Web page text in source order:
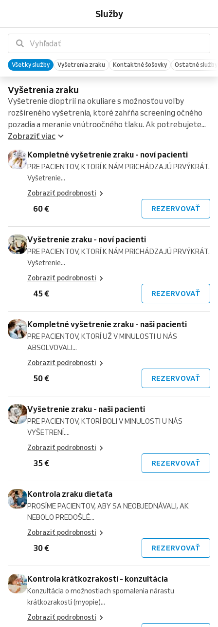
Služby
Všetky služby Vyšetrenia zraku Kontaktné šošovky Ostatné služby
Vyšetrenia zraku
Vyšetrenie dioptrií na okuliare s možnosťou voľby
rozšíreného vyšetrenia, ktoré zahŕňa screening očného
pozadia a meranie vnútroočného tlaku. Ak potrebujete...
Zobraziť viac
-
noví
pacienti
Kompletné vyšetrenie zraku - noví pacienti
PRE PACIENTOV, KTORÍ K NÁM PRICHÁDZAJÚ PRVÝKRÁT.
Vyšetrenie...
Zobraziť podrobnosti
60 € REZERVOVAŤ
noví
pacienti
Vyšetrenie zraku - noví pacienti
PRE PACIENTOV, KTORÍ K NÁM PRICHÁDZAJÚ PRVÝKRÁT.
Vyšetrenie...
Zobraziť podrobnosti
45 € REZERVOVAŤ
-
naši
pacienti
Kompletné vyšetrenie zraku - naši pacienti
PRE PACIENTOV, KTORÍ UŽ V MINULOSTI U NÁS
ABSOLVOVALI...
Zobraziť podrobnosti
50 € REZERVOVAŤ
naši
pacienti
Vyšetrenie zraku - naši pacienti
PRE PACIENTOV, KTORÍ BOLI V MINULOSTI U NÁS
VYŠETRENÍ....
Zobraziť podrobnosti
35 € REZERVOVAŤ
Kontrola zraku dieťaťa
PROSÍME PACIENTOV, ABY SA NEOBJEDNÁVALI, AK
NEBOLO PREDOŠLÉ...
Zobraziť podrobnosti
30 € REZERVOVAŤ
konzultácia
Kontrola krátkozrakosti - konzultácia
Konzultácia o možnostiach spomalenia nárastu
krátkozrakosti (myopie)...
Zobraziť podrobnosti
šošoviek
(nočných)
kontaktných
šošoviek
šošoviek
kontaktných
šošoviek
kontaktných
šošovkách
kontaktných
šošovkách
aplikácii
k
kontaktných
šošoviek
zorného
poľa